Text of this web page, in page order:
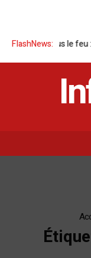
FlashNews:
le feu : la situation